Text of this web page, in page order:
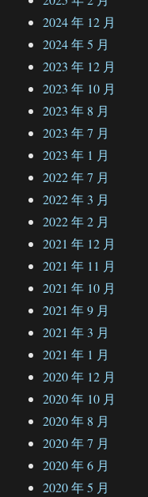
2024 年 12 月
2024 年 5 月
2023 年 12 月
2023 年 10 月
2023 年 8 月
2023 年 7 月
2023 年 1 月
2022 年 7 月
2022 年 3 月
2022 年 2 月
2021 年 12 月
2021 年 11 月
2021 年 10 月
2021 年 9 月
2021 年 3 月
2021 年 1 月
2020 年 12 月
2020 年 10 月
2020 年 8 月
2020 年 7 月
2020 年 6 月
2020 年 5 月